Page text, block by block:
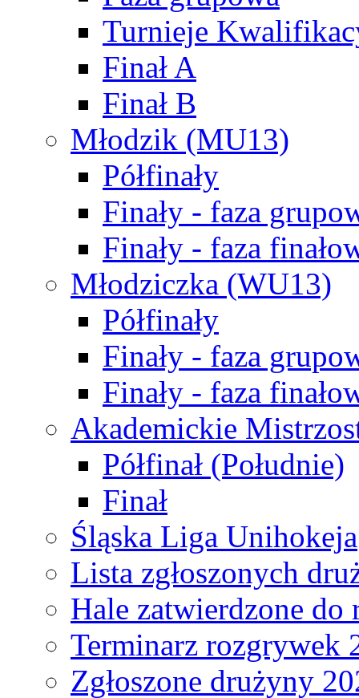
Turnieje
Finał A
Finał B
Młodzik (MU13)
Półfinały
Finały - faza
Finały - faza
Młodziczka (WU13)
Półfinały
Finały - faza
Finały - faza
Akademickie
Półfinał (Południe)
Finał
Śląska Liga Unihokeja
Lista zgłoszonych
Hale zatwierdzone do
Terminarz rozgrywek
Zgłoszone drużyny